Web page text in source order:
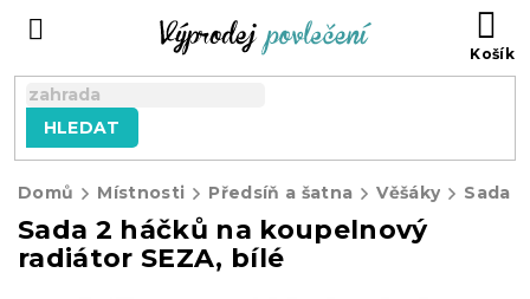
HLEDAT
Domů Místnosti Předsíň a šatna Věšáky
Sada 2 háčků na koupelnový
radiátor SEZA, bílé